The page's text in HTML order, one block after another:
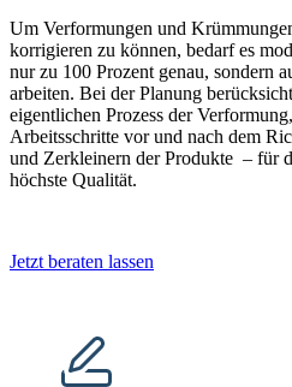
Um Verformungen und
korrigieren zu können, bedarf es
nur zu 100 Prozent genau, sondern
arbeiten. Bei der Planung
eigentlichen Prozess der
Arbeitsschritte vor und nach dem
und Zerkleinern der Produkte – für
höchste Qualität.
Jetzt beraten lassen